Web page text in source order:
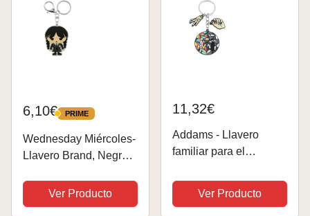
6,10€ PRIME
PRIME
Wednesday Miércoles-
Llavero Brand, Negro
Ver Producto
11,32€
Addams - Llavero
familiar para el
Ver Producto